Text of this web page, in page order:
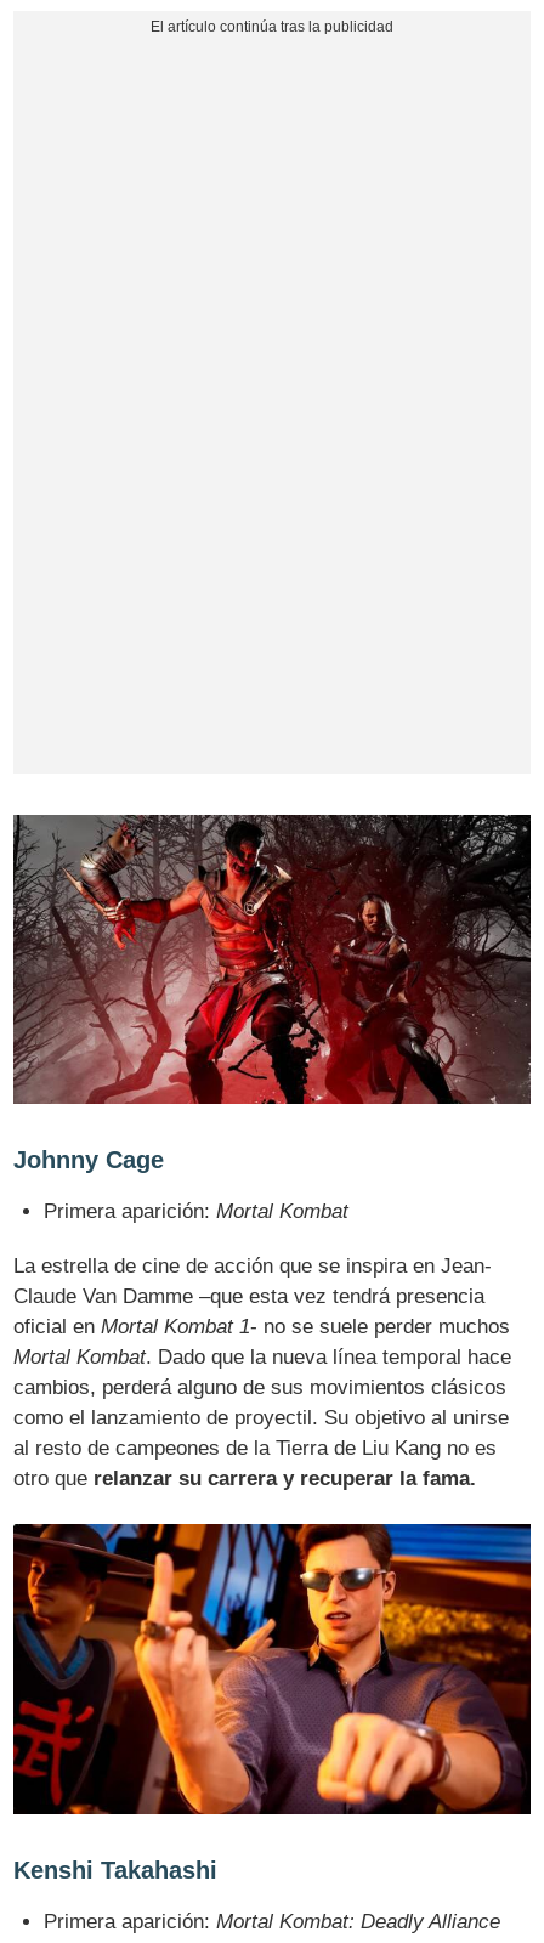
Johnny Cage
Primera aparición:Mortal Kombat
La estrella de cine de acción que se inspira en Jean-
Claude Van Damme –que esta vez tendrá presencia
oficial enMortal Kombat 1- no se suele perder muchos
Mortal Kombat. Dado que la nueva línea temporal hace
cambios, perderá alguno de sus movimientos clásicos
como el lanzamiento de proyectil. Su objetivo al unirse
al resto de campeones de la Tierra de Liu Kang no es
otro que relanzar su carrera y recuperar la fama.
Kenshi Takahashi
Primera aparición:Mortal Kombat: Deadly Alliance